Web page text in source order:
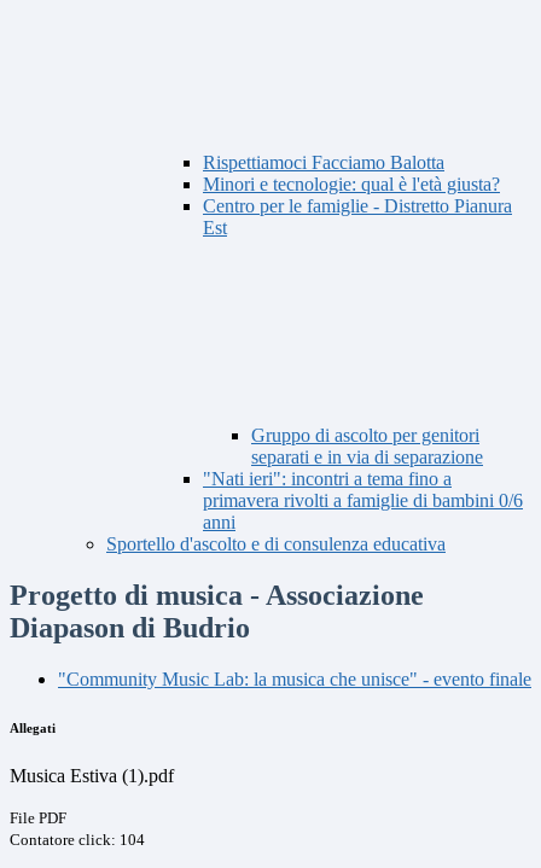
Rispettiamoci Facciamo Balotta
Minori e tecnologie: qual è l'età giusta?
Centro per le famiglie - Distretto Pianura
Est
Gruppo di ascolto per genitori
separati e in via di separazione
"Nati ieri": incontri a tema fino a
primavera rivolti a famiglie di bambini 0/6
anni
Sportello d'ascolto e di consulenza educativa
Progetto di musica - Associazione
Diapason di Budrio
"Community Music Lab: la musica che unisce" - evento finale
Allegati
Musica Estiva (1).pdf
File PDF
Contatore click: 104